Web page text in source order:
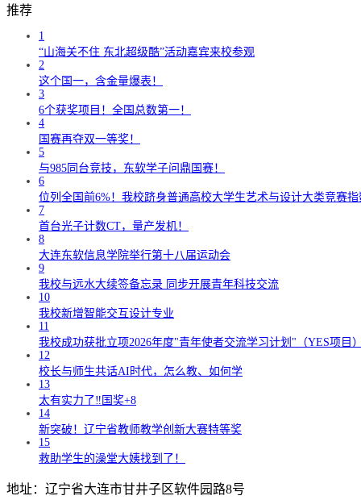
推荐
1
“山海关不住 东北超级酷”活动嘉宾来校参观
2
这个国一，含金量爆表！
3
6个获奖项目！全国总数第一！
4
国赛再夺双一等奖！
5
与985同台竞技，东软学子问鼎国赛！
6
位列全国前6%！我校跻身普通高校大学生艺术与设计大类竞赛指
7
首台光子计数CT，量产发机！
8
大连东软信息学院举行第十八届运动会
9
我校与远水大续签备忘录 同步开展青年科技交流
10
我校新增智能交互设计专业
11
我校成功获批立项2026年度"青年使者交流学习计划"（YES项目）
12
校长与师生共话AI时代，怎么教、如何学
13
太有实力了‼️国奖+8
14
新突破！辽宁省教师教学创新大赛特等奖
15
救助学生的澡堂大姨找到了！
地址：辽宁省大连市甘井子区软件园路8号